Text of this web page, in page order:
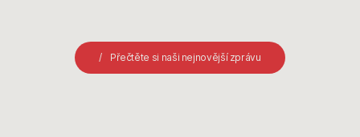
Přečtěte si naši nejnovější zprávu